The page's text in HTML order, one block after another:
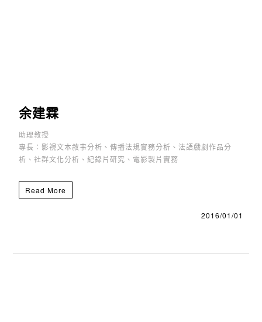
余建霖
助理教授
專長：影視文本敘事分析、傳播法規實務分析、法語戲劇作品分
析、社群文化分析、紀錄片研究、電影製片實務
Read More
2016/01/01